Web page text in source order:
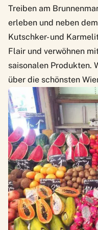
Treiben am
erleben und neben
Kutschker- und
Flair und verwöhnen
saisonalen Produkten.
über die schönsten